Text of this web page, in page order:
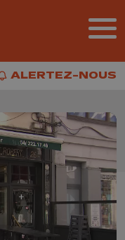
ALERTEZ-NOUS
ALERTEZ-NOUS